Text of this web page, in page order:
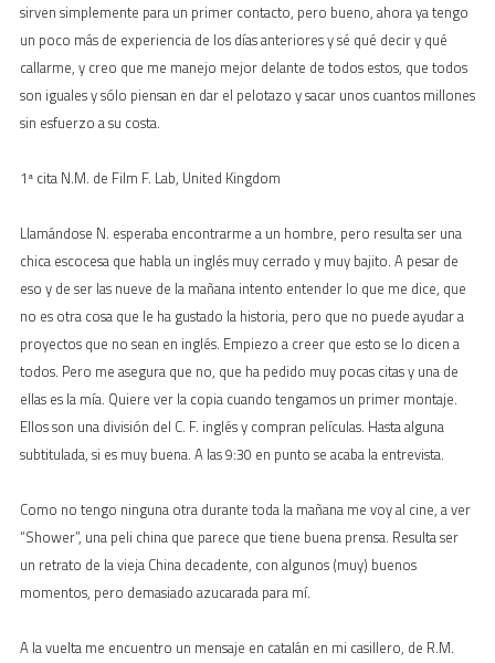
sirven simplemente para un primer contacto, pero bueno, ahora ya tengo
un poco más de experiencia de los días anteriores y sé qué decir y qué
callarme, y creo que me manejo mejor delante de todos estos, que todos
son iguales y sólo piensan en dar el pelotazo y sacar unos cuantos millones
sin esfuerzo a su costa.
1ª cita N.M. de Film F. Lab, United Kingdom
Llamándose N. esperaba encontrarme a un hombre, pero resulta ser una
chica escocesa que habla un inglés muy cerrado y muy bajito. A pesar de
eso y de ser las nueve de la mañana intento entender lo que me dice, que
no es otra cosa que le ha gustado la historia, pero que no puede ayudar a
proyectos que no sean en inglés. Empiezo a creer que esto se lo dicen a
todos. Pero me asegura que no, que ha pedido muy pocas citas y una de
ellas es la mía. Quiere ver la copia cuando tengamos un primer montaje.
Ellos son una división del C. F. inglés y compran películas. Hasta alguna
subtitulada, si es muy buena. A las 9:30 en punto se acaba la entrevista.
Como no tengo ninguna otra durante toda la mañana me voy al cine, a ver
“Shower”, una peli china que parece que tiene buena prensa. Resulta ser
un retrato de la vieja China decadente, con algunos (muy) buenos
momentos, pero demasiado azucarada para mí.
A la vuelta me encuentro un mensaje en catalán en mi casillero, de R.M.